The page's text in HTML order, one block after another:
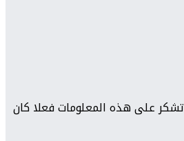
على هذه المعلومات فعلا كان